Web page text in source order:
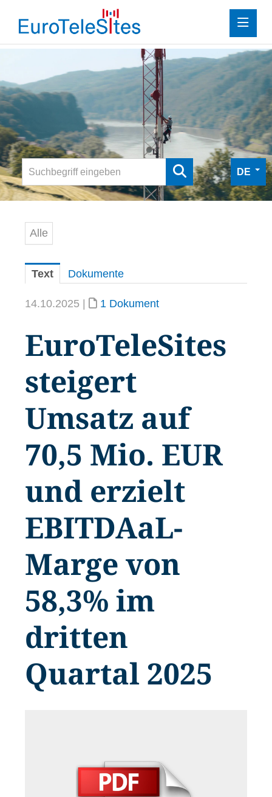
Presse
Downloads
Mediathek
Digitale Pressemappe
DE
Alle
Text Dokumente
14.10.2025 | 1 Dokument
EuroTeleSites
steigert
Umsatz auf
70,5 Mio. EUR
und erzielt
EBITDAaL-
Marge von
58,3% im
dritten
Quartal 2025